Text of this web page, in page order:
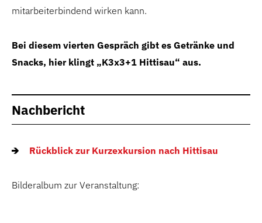
mitarbeiterbindend wirken kann.
Bei diesem vierten Gespräch gibt es Getränke und
Snacks, hier klingt „K3x3+1 Hittisau“ aus.
Nachbericht
Rückblick zur Kurzexkursion nach Hittisau
Bilderalbum zur Veranstaltung: